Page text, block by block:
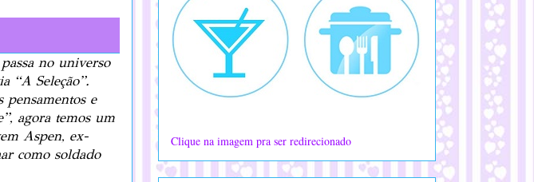
no universo
“A Seleção”.
pensamentos e
agora temos um
Aspen, ex-
como soldado
Clique na imagem pra ser redirecionado